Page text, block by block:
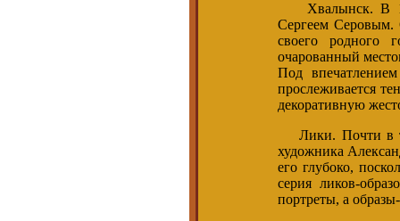
Хвалынск. В
Сергеем Серовым.
своего родного
очарованный
Под
прослеживается
декоративную
Лики. Почти в
художника
его глубоко,
серия ликов-
портреты, а